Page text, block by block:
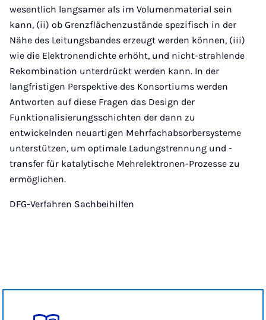
wesentlich langsamer als im Volumenmaterial sein
kann, (ii) ob Grenzflächenzustände spezifisch in der
Nähe des Leitungsbandes erzeugt werden können, (iii)
wie die Elektronendichte erhöht, und nicht-strahlende
Rekombination unterdrückt werden kann. In der
langfristigen Perspektive des Konsortiums werden
Antworten auf diese Fragen das Design der
Funktionalisierungsschichten der dann zu
entwickelnden neuartigen Mehrfachabsorbersysteme
unterstützen, um optimale Ladungstrennung und -
transfer für katalytische Mehrelektronen-Prozesse zu
ermöglichen.
DFG-Verfahren Sachbeihilfen